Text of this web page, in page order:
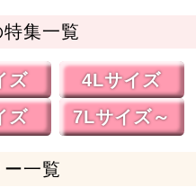
集一覧
ズ
4Lサイズ
ズ 7Lサイズ～
一覧